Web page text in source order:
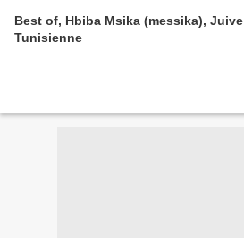
Best of, Hbiba Msika (messika), Juive
Tunisienne